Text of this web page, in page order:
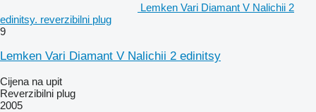
Lemken Vari Diamant V Nalichii 2
edinitsy. reverzibilni plug
9
Lemken Vari Diamant V Nalichii 2 edinitsy
Cijena na upit
Reverzibilni plug
2005